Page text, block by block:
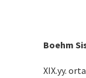
Boehm
XIX.yy.